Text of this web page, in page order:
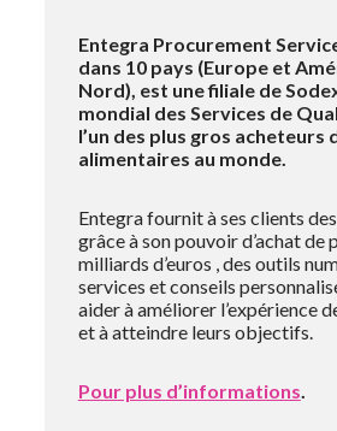
Entegra Procurement
dans 10 pays (Europe et
Nord), est une filiale de
mondial des Services de
l’un des plus gros acheteurs
alimentaires au monde.
Entegra fournit à ses clients
grâce à son pouvoir d’achat de
milliards d’euros , des outils
services et conseils
aider à améliorer l’expérience
et à atteindre leurs objectifs.
Pour plus d’informations.